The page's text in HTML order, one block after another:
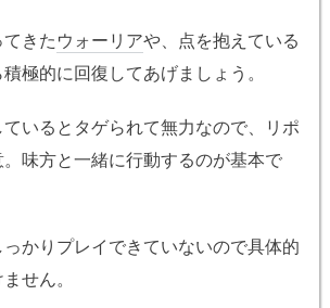
きたウォーリアや、点を抱えている
極的に回復してあげましょう。
いるとタゲられて無力なので、リポ
味方と一緒に行動するのが基本で
かりプレイできていないので具体的
せん。